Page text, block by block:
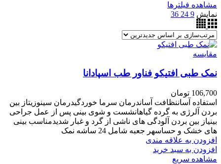
مشاهده فیلترها
نمایش 9
24
36
مقایسه
نمک طبی افتیکو فناور طب اسپادانا
106,700 تومان
استفاده آساننظافت آساندرمان سرما خوردگیدرمان سینوزیتاز بین
بردن آلرژی به گرده گیاهانشست و شوی بینی پس از عمل جراحی
بینیاز بین بردن آلودگی های ناشی از گرد و غبار شدیدمناسب بینی
های خشک و حساسهر جعبه شامل 24 ساشه نمک
افزودن به علاقه مندی
افزودن به سبد خرید
مشاهده سریع